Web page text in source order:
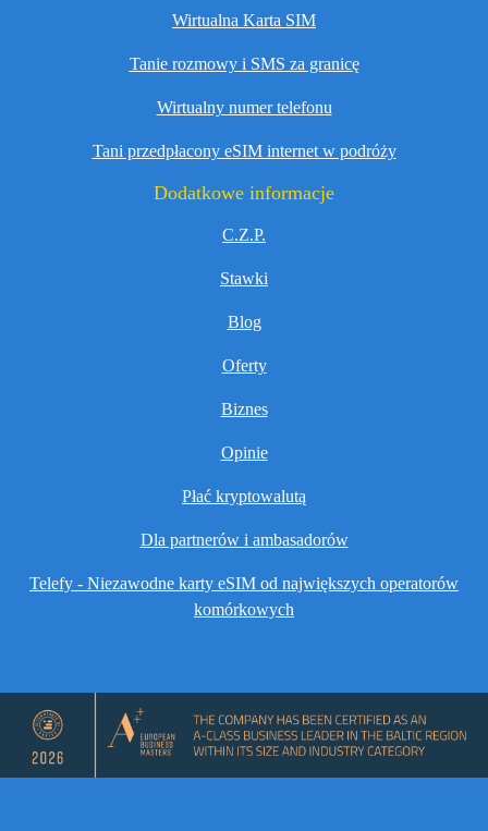
Wirtualna Karta SIM
Tanie rozmowy i SMS za granicę
Wirtualny numer telefonu
Tani przedpłacony eSIM internet w podróży
Dodatkowe informacje
C.Z.P.
Stawki
Blog
Oferty
Biznes
Opinie
Płać kryptowalutą
Dla partnerów i ambasadorów
Telefy - Niezawodne karty eSIM od największych operatorów
komórkowych